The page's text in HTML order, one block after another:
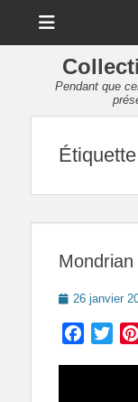
Pendant que
Mondrian
Posted
26 janvier